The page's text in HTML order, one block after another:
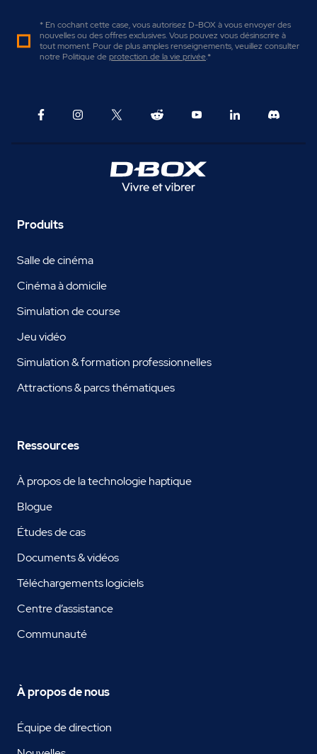
* En cochant cette case, vous autorisez D-BOX à vous envoyer des
nouvelles ou des offres exclusives. Vous pouvez vous désinscrire à
tout moment. Pour de plus amples renseignements, veuillez consulter
notre Politique deprotection de la vie privée.*
Produits
Salle de cinéma
Cinéma à domicile
Simulation de course
Jeu vidéo
Simulation & formation professionnelles
Attractions & parcs thématiques
Ressources
À propos de la technologie haptique
Blogue
Études de cas
Documents & vidéos
Téléchargements logiciels
Centre d’assistance
Communauté
À propos de nous
Équipe de direction